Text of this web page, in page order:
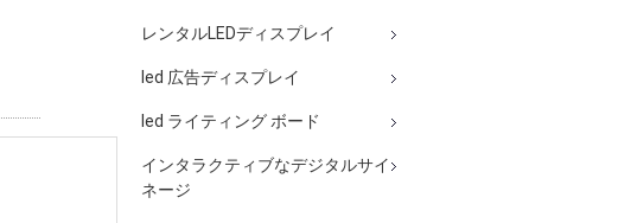
レンタルLEDディスプレイ
led 広告ディスプレイ
led ライティング ボード
インタラクティブなデジタルサイ
ネージ